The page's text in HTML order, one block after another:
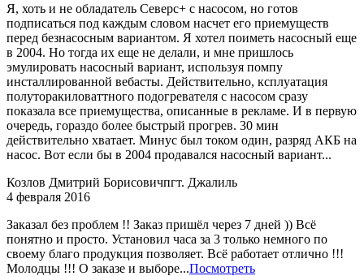
Я, хоть и не обладатель Северс+ с насосом, но готов
подписаться под каждым словом насчет его приемуществ
перед безнасосным вариантом. Я хотел поиметь насосный еще
в 2004. Но тогда их еще не делали, и мне пришлось
эмулировать насосный вариант, используя помпу
инсталлированной вебасты. Действительно, ксплуатация
полуторакиловаттного подогревателя с насосом сразу
показала все приемущества, описанные в рекламе. И в первую
очередь, гораздо более быстрый прогрев. 30 мин
действительно хватает. Минус был током один, разряд АКБ на
насос. Вот если бы в 2004 продавался насосный вариант...
Козлов Дмитрий Борисовичпгт. Джалиль
4 февраля 2016
Заказал без проблем !! Заказ пришёл через 7 дней )) Всё
понятно и просто. Установил часа за 3 только немного по
своему благо продукция позволяет. Всё работает отлично !!!
Молодцы !!! О заказе и выборе...Посмотреть